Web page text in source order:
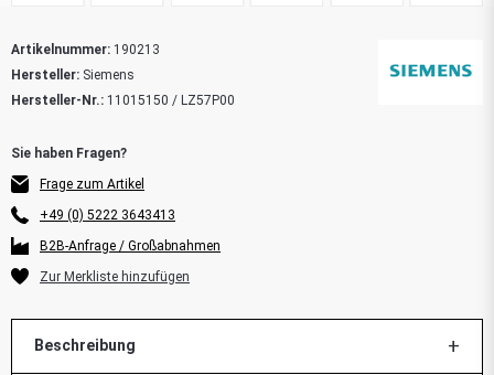
Artikelnummer: 190213
Hersteller: Siemens
Hersteller-Nr.: 11015150 / LZ57P00
Frage zum Artikel
+49 (0) 5222 3643413
B2B-Anfrage / Großabnahmen
Beschreibung